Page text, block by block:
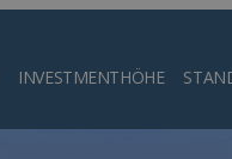
INVESTMENTHÖHE